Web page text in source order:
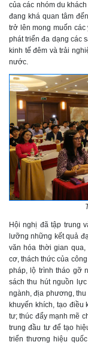
của các nhóm du
đang khá quan tâm
trở lên mong muốn
phát triển đa dạng các
kinh tế đêm và trải
nước.
Hội nghị đã tập trung
lưỡng những kết quả
văn hóa thời gian qua,
cơ, thách thức của
pháp, lộ trình tháo gỡ
sách thu hút nguồn
ngành, địa phương,
khuyến khích, tạo điều
tư; thúc đẩy mạnh mẽ
trung đầu tư để tạo
triển thương hiệu